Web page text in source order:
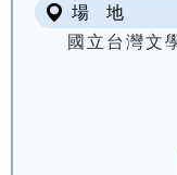
場 地
國立台灣文